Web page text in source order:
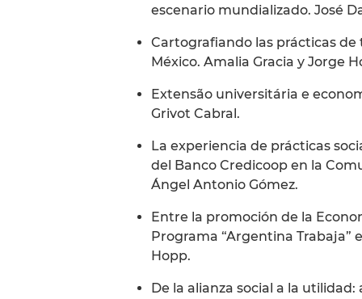
escenario mundializado. José
Cartografiando las prácticas
México. Amalia Gracia y Jorge
Extensão universitária e
Grivot Cabral.
La experiencia de prácticas
del Banco Credicoop en la
Ángel Antonio Gómez.
Entre la promoción de la
Programa “Argentina Trabaja”
Hopp.
De la alianza social a la